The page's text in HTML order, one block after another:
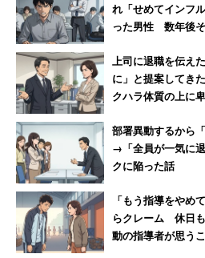
れ「せめてインフ
った男性 数年後
上司に退職を伝え
に」と提案してき
クハラ体質の上に
部署異動するから
→「全員が一気に退職しま
クに陥った話
「もう指導をやめ
らクレーム 休日
動の指導者が思う